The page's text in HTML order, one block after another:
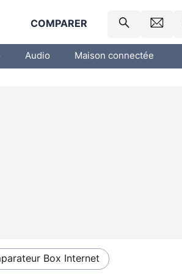
COMPARER
Audio Maison connectée
Box Internet